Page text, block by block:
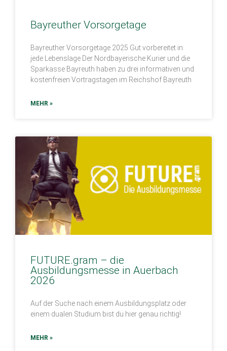
Bayreuther Vorsorgetage
Bayreuther Vorsorgetage 2025 Gut vorbereitet in
jede Lebenslage Der Nordbayerische Kurier und die
Sparkasse Bayreuth haben zu drei informativen und
kostenfreien Vortragstagen im Reichshof Bayreuth
MEHR »
FUTURE.gram – die
Ausbildungsmesse in Auerbach
2026
Auf der Suche nach einem Ausbildungsplatz oder
einem dualen Studium bist du hier genau richtig!
MEHR »